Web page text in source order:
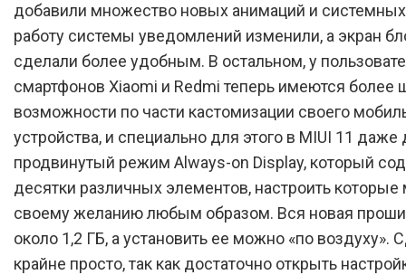
добавили множество новых анимаций и системных
работу системы уведомлений изменили, а экран
сделали более удобным. В остальном, у
смартфонов Xiaomi и Redmi теперь имеются более
возможности по части кастомизации своего
устройства, и специально для этого в MIUI 11 даже
продвинутый режим Always-on Display, который
десятки различных элементов, настроить
своему желанию любым образом. Вся новая
около 1,2 ГБ, а установить ее можно «по воздуху».
крайне просто, так как достаточно открыть